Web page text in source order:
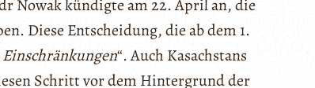
Nowak kündigte am 22. April an, die
Diese Entscheidung, die ab dem 1.
“. Auch Kasachstans
Schritt vor dem Hintergrund der